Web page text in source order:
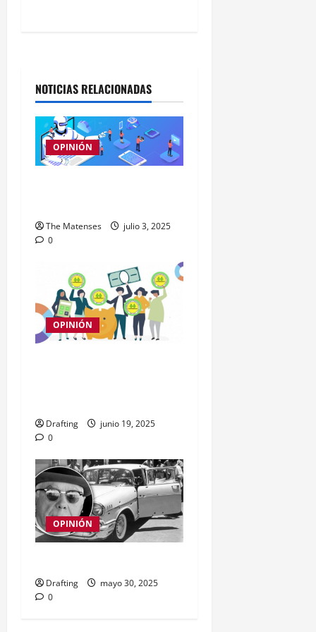
a
s
NOTICIAS RELACIONADAS
OPINIÓN
The Matenses
julio 3, 2025
0
OPINIÓN
Drafting
junio 19, 2025
0
OPINIÓN
Drafting
mayo 30, 2025
0